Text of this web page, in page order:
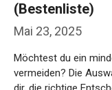
Mai 23, 2025
(Bestenliste)
Möchtest du ein
vermeiden? Die